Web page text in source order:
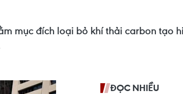
mục đích loại bỏ khí thải carbon tạo
ĐỌC NHIỀU